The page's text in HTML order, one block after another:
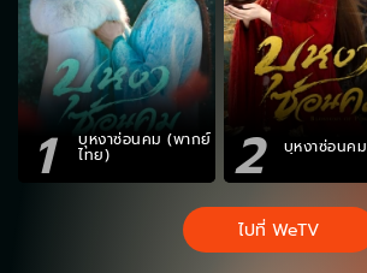
1 บุหงาซ่อนคม (พากย์
ไทย) 2 บุหงาซ่อนคม
ไปที่ WeTV